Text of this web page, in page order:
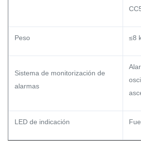
Peso ≤8
Sistema de monitorización de
alarmas
LED de indicación